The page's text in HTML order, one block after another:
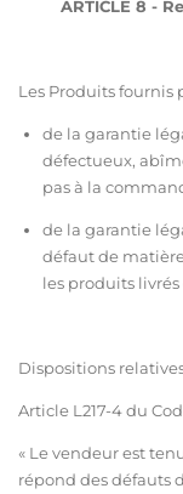
ARTICLE 8 -
Les Produits fournis
de la garantie
défectueux,
pas à la
de la garantie
défaut de
les produits
Dispositions
Article L217-4 du
« Le vendeur est
répond des défauts